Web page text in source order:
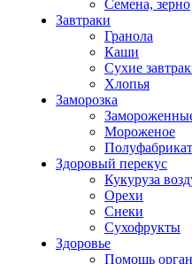
Семена, зерно
Завтраки
Гранола
Каши
Сухие
Хлопья
Заморозка
Мороженое
Здоровый перекус
Кукуруза
Орехи
Снеки
Сухофрукты
Здоровье
Помощь